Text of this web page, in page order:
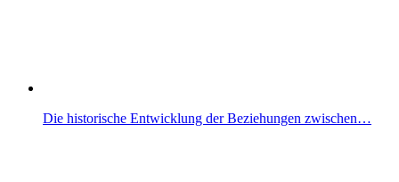
Die historische Entwicklung der Beziehungen zwischen…